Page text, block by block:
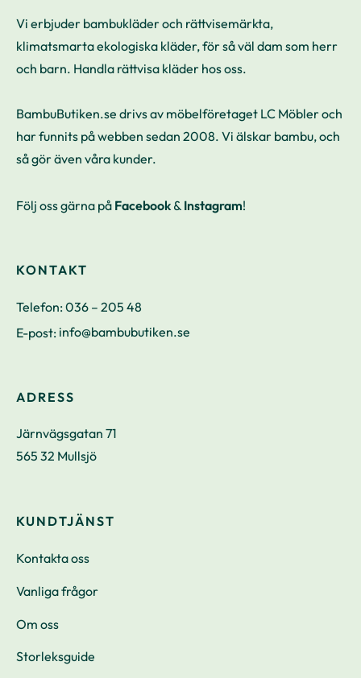
Vi erbjuder bambukläder och rättvisemärkta,
klimatsmarta ekologiska kläder, för så väl dam som herr
och barn. Handla rättvisa kläder hos oss.
BambuButiken.se drivs av möbelföretaget LC Möbler och
har funnits på webben sedan 2008. Vi älskar bambu, och
så gör även våra kunder.
Följ oss gärna på Facebook & Instagram!
KONTAKT
Telefon:036 – 205 48
E-post: info@bambubutiken.se
ADRESS
Järnvägsgatan 71
565 32 Mullsjö
KUNDTJÄNST
Kontakta oss
Vanliga frågor
Om oss
Storleksguide